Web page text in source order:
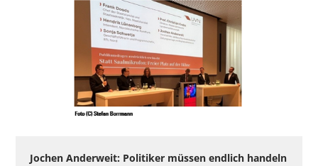
Jochen Anderweit: Politiker müssen endlich handeln